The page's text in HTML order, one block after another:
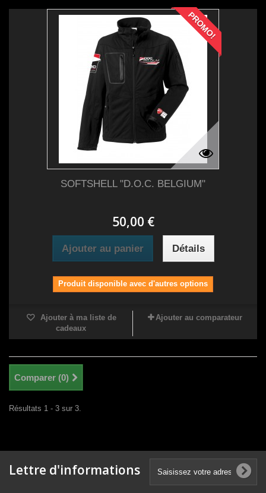
PROMO!
SOFTSHELL "D.O.C. BELGIUM"
50,00 €
Ajouter au panier Détails
Produit disponible avec d'autres options
Ajouter à ma liste de
cadeaux
Ajouter au comparateur
Comparer (0)
Résultats 1 - 3 sur 3.
Lettre d'informations